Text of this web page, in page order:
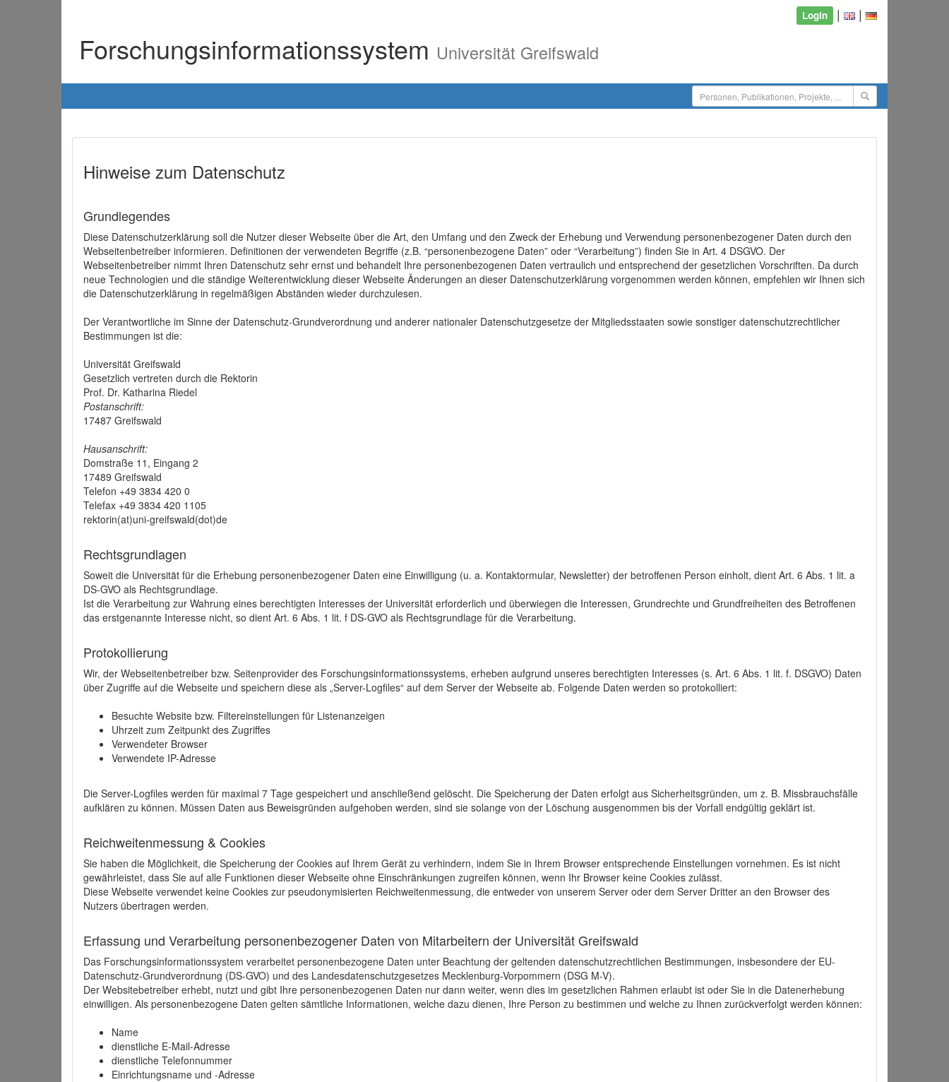
Login | |
Forschungsinformationssystem Universität Greifswald
Hinweise zum Datenschutz
Grundlegendes
Diese Datenschutzerklärung soll die Nutzer dieser Webseite über die Art, den Umfang und den Zweck der Erhebung und Verwendung personenbezogener Daten durch den
Webseitenbetreiber informieren. Definitionen der verwendeten Begriffe (z.B. “personenbezogene Daten” oder “Verarbeitung”) finden Sie in Art. 4 DSGVO. Der
Webseitenbetreiber nimmt Ihren Datenschutz sehr ernst und behandelt Ihre personenbezogenen Daten vertraulich und entsprechend der gesetzlichen Vorschriften. Da durch
neue Technologien und die ständige Weiterentwicklung dieser Webseite Änderungen an dieser Datenschutzerklärung vorgenommen werden können, empfehlen wir Ihnen sich
die Datenschutzerklärung in regelmäßigen Abständen wieder durchzulesen.
Der Verantwortliche im Sinne der Datenschutz-Grundverordnung und anderer nationaler Datenschutzgesetze der Mitgliedsstaaten sowie sonstiger datenschutzrechtlicher
Bestimmungen ist die:
Universität Greifswald
Gesetzlich vertreten durch die Rektorin
Prof. Dr. Katharina Riedel
Postanschrift:
17487 Greifswald
Hausanschrift:
Domstraße 11, Eingang 2
17489 Greifswald
Telefon +49 3834 420 0
Telefax +49 3834 420 1105
rektorin(at)uni-greifswald(dot)de
Rechtsgrundlagen
Soweit die Universität für die Erhebung personenbezogener Daten eine Einwilligung (u. a. Kontaktormular, Newsletter) der betroffenen Person einholt, dient Art. 6 Abs. 1 lit. a
DS-GVO als Rechtsgrundlage.
Ist die Verarbeitung zur Wahrung eines berechtigten Interesses der Universität erforderlich und überwiegen die Interessen, Grundrechte und Grundfreiheiten des Betroffenen
das erstgenannte Interesse nicht, so dient Art. 6 Abs. 1 lit. f DS-GVO als Rechtsgrundlage für die Verarbeitung.
Protokollierung
Wir, der Webseitenbetreiber bzw. Seitenprovider des Forschungsinformationssystems, erheben aufgrund unseres berechtigten Interesses (s. Art. 6 Abs. 1 lit. f. DSGVO) Daten
über Zugriffe auf die Webseite und speichern diese als „Server-Logfiles“ auf dem Server der Webseite ab. Folgende Daten werden so protokolliert:
Besuchte Website bzw. Filtereinstellungen für Listenanzeigen
Uhrzeit zum Zeitpunkt des Zugriffes
Verwendeter Browser
Verwendete IP-Adresse
Die Server-Logfiles werden für maximal 7 Tage gespeichert und anschließend gelöscht. Die Speicherung der Daten erfolgt aus Sicherheitsgründen, um z. B. Missbrauchsfälle
aufklären zu können. Müssen Daten aus Beweisgründen aufgehoben werden, sind sie solange von der Löschung ausgenommen bis der Vorfall endgültig geklärt ist.
Reichweitenmessung & Cookies
Sie haben die Möglichkeit, die Speicherung der Cookies auf Ihrem Gerät zu verhindern, indem Sie in Ihrem Browser entsprechende Einstellungen vornehmen. Es ist nicht
gewährleistet, dass Sie auf alle Funktionen dieser Webseite ohne Einschränkungen zugreifen können, wenn Ihr Browser keine Cookies zulässt.
Diese Webseite verwendet keine Cookies zur pseudonymisierten Reichweitenmessung, die entweder von unserem Server oder dem Server Dritter an den Browser des
Nutzers übertragen werden.
Erfassung und Verarbeitung personenbezogener Daten von Mitarbeitern der Universität Greifswald
Das Forschungsinformationssystem verarbeitet personenbezogene Daten unter Beachtung der geltenden datenschutzrechtlichen Bestimmungen, insbesondere der EU-
Datenschutz-Grundverordnung (DS-GVO) und des Landesdatenschutzgesetzes Mecklenburg-Vorpommern (DSG M-V).
Der Websitebetreiber erhebt, nutzt und gibt Ihre personenbezogenen Daten nur dann weiter, wenn dies im gesetzlichen Rahmen erlaubt ist oder Sie in die Datenerhebung
einwilligen. Als personenbezogene Daten gelten sämtliche Informationen, welche dazu dienen, Ihre Person zu bestimmen und welche zu Ihnen zurückverfolgt werden können:
Name
dienstliche E-Mail-Adresse
dienstliche Telefonnummer
Einrichtungsname und -Adresse